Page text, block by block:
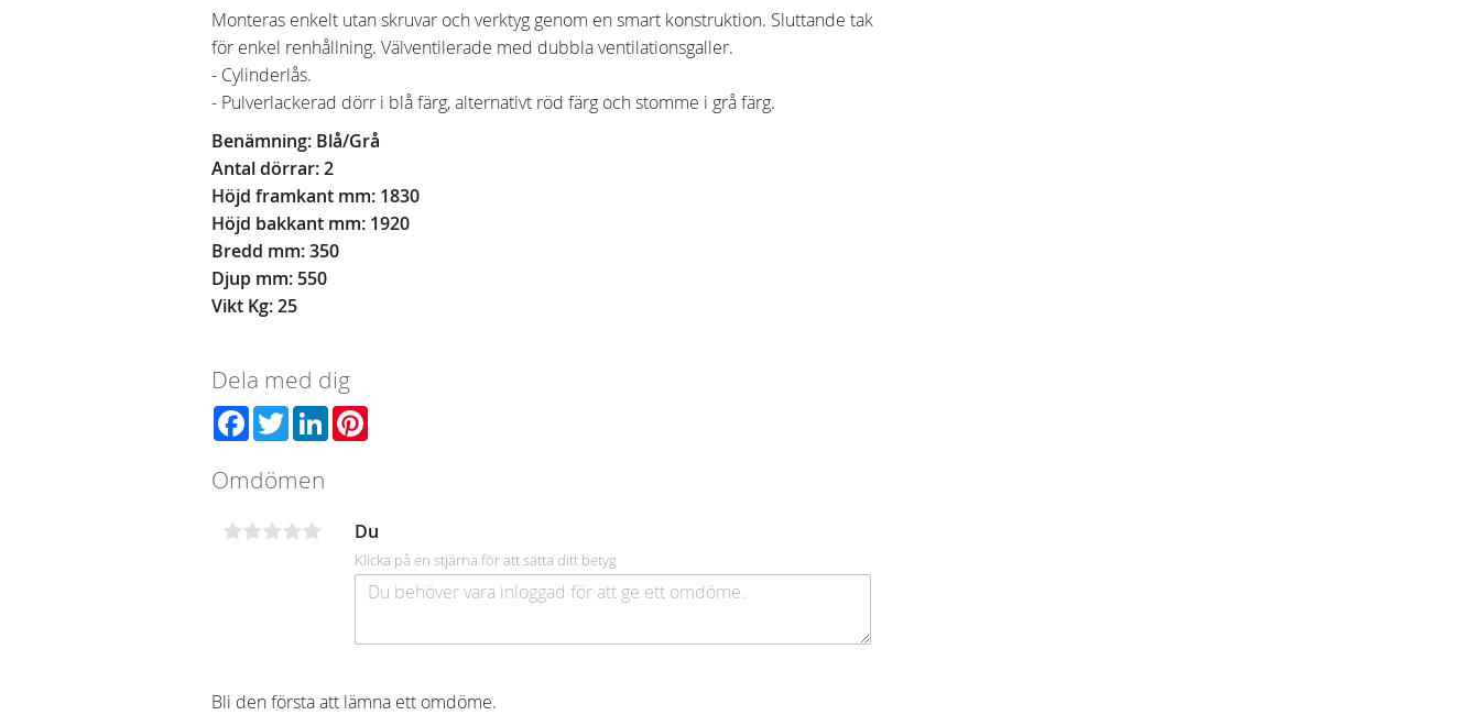
Monteras enkelt utan skruvar och verktyg genom en smart konstruktion. Sluttande tak
för enkel renhållning. Välventilerade med dubbla ventilationsgaller.
- Cylinderlås.
- Pulverlackerad dörr i blå färg, alternativt röd färg och stomme i grå färg.
Benämning: Blå/Grå
Antal dörrar: 2
Höjd framkant mm: 1830
Höjd bakkant mm: 1920
Bredd mm: 350
Djup mm: 550
Vikt Kg: 25
Dela med dig
Facebook
TwitterLinkedIn
Omdömen
Du
Klicka på en stjärna för att sätta ditt betyg
Bli den första att lämna ett omdöme.